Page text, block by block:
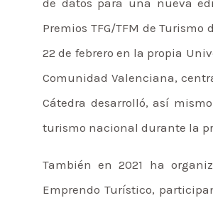
Premios TFG/TFM de
22 de febrero en la propia
Comunidad Valenciana,
Cátedra desarrolló, así
turismo nacional durante la
También en 2021 ha
Emprendo Turístico,